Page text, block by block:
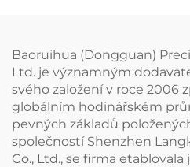
Baoruihua (Dongguan)
Ltd. je významným
svého založení v roce 2006
globálním hodinářském
pevných základů
společností Shenzhen
Co., Ltd., se firma etablovala